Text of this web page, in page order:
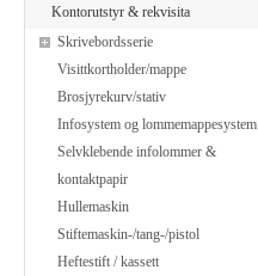
Kontorutstyr & rekvisita
Skrivebordsserie
Visittkortholder/mappe
Brosjyrekurv/stativ
Infosystem og lommemappesystem
Selvklebende infolommer &
kontaktpapir
Hullemaskin
Stiftemaskin-/tang-/pistol
Heftestift / kassett